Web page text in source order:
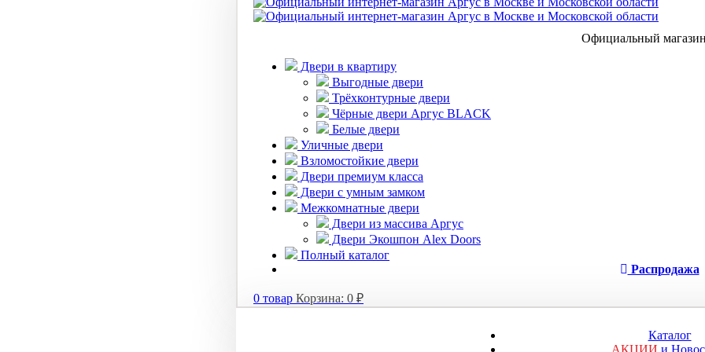
Официальный магазин
Двери в квартиру
Выгодные двери
Трёхконтурные двери
Чёрные двери Аргус BLACK
Белые двери
Уличные двери
Взломостойкие двери
Двери премиум класса
Двери с умным замком
Межкомнатные двери
Двери из массива Аргус
Двери Экошпон Alex Doors
Полный каталог
Распродажа
0 товар Корзина: 0 ₽
Каталог
АКЦИИ и